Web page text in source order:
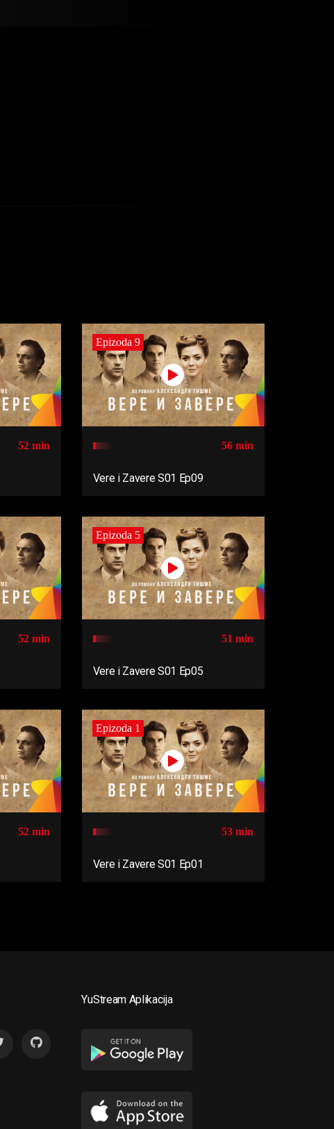
52 min
Epizoda 9
56 min
Vere i Zavere S01 Ep09
52 min
Epizoda 5
51 min
Vere i Zavere S01 Ep05
52 min
Epizoda 1
53 min
Vere i Zavere S01 Ep01
YuStream Aplikacija